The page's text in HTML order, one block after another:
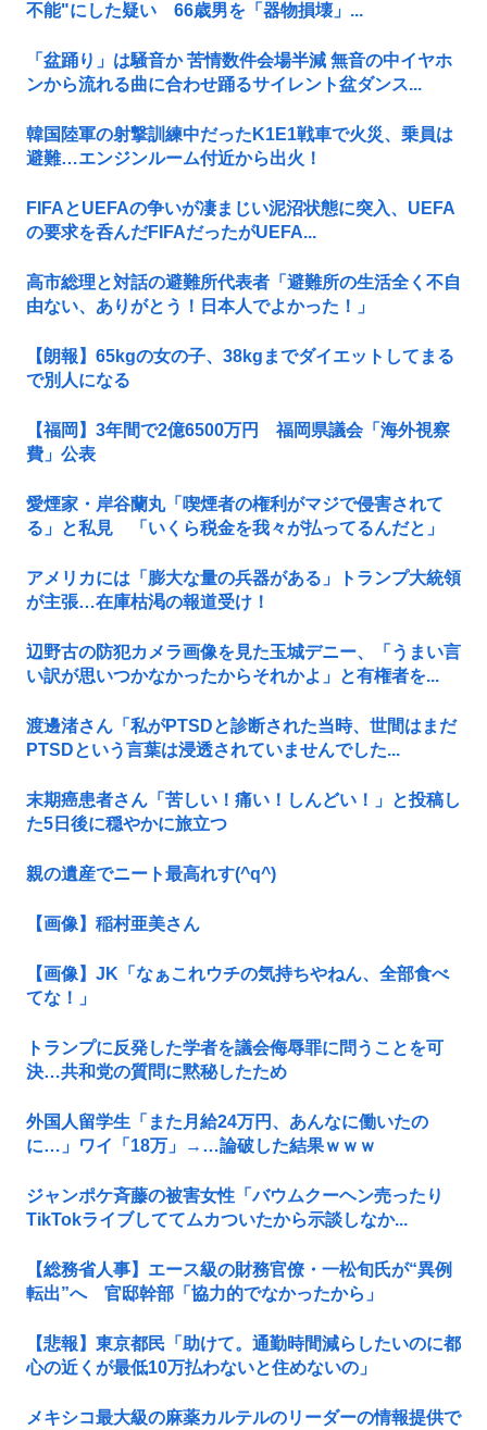
不能"にした疑い 66歳男を「器物損壊」...
「盆踊り」は騒音か 苦情数件会場半減 無音の中イヤホ
ンから流れる曲に合わせ踊るサイレント盆ダンス...
韓国陸軍の射撃訓練中だったK1E1戦車で火災、乗員は
避難…エンジンルーム付近から出火！
FIFAとUEFAの争いが凄まじい泥沼状態に突入、UEFA
の要求を呑んだFIFAだったがUEFA...
高市総理と対話の避難所代表者「避難所の生活全く不自
由ない、ありがとう！日本人でよかった！」
【朗報】65kgの女の子、38kgまでダイエットしてまる
で別人になる
【福岡】3年間で2億6500万円 福岡県議会「海外視察
費」公表
愛煙家・岸谷蘭丸「喫煙者の権利がマジで侵害されて
る」と私見 「いくら税金を我々が払ってるんだと」
アメリカには「膨大な量の兵器がある」トランプ大統領
が主張…在庫枯渇の報道受け！
辺野古の防犯カメラ画像を見た玉城デニー、「うまい言
い訳が思いつかなかったからそれかよ」と有権者を...
渡邊渚さん「私がPTSDと診断された当時、世間はまだ
PTSDという言葉は浸透されていませんでした...
末期癌患者さん「苦しい！痛い！しんどい！」と投稿し
た5日後に穏やかに旅立つ
親の遺産でニート最高れす(^q^)
【画像】稲村亜美さん
【画像】JK「なぁこれウチの気持ちやねん、全部食べ
てな！」
トランプに反発した学者を議会侮辱罪に問うことを可
決…共和党の質問に黙秘したため
外国人留学生「また月給24万円、あんなに働いたの
に…」ワイ「18万」→…論破した結果ｗｗｗ
ジャンポケ斉藤の被害女性「バウムクーヘン売ったり
TikTokライブしててムカついたから示談しなか...
【総務省人事】エース級の財務官僚・一松旬氏が“異例
転出”へ 官邸幹部「協力的でなかったから」
【悲報】東京都民「助けて。通勤時間減らしたいのに都
心の近くが最低10万払わないと住めないの」
メキシコ最大級の麻薬カルテルのリーダーの情報提供で